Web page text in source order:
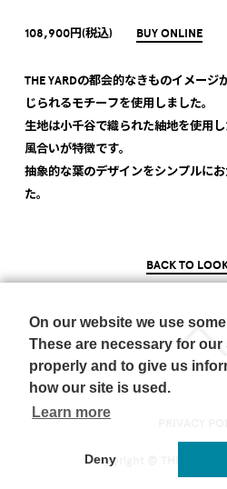
108,900円(税込) BUY ONLINE
THE YARDの都会的なきものイメー
じられるモチーフを使用しました。
生地は小千谷で織られた紬地を使用
風合いが特徴です。
抽象的な葉のデザインをシンプルに
た。
BACK TO
Copyright © THE YARD
On our website we use
These are necessary for our
properly and to give us
how our site is used.
Learn more
Deny